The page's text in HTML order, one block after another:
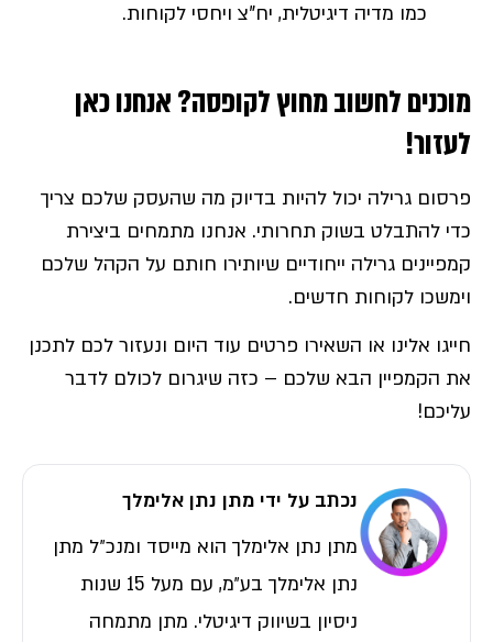
כמו מדיה דיגיטלית, יח"צ ויחסי לקוחות.
מוכנים לחשוב מחוץ לקופסה? אנחנו כאן
לעזור!
פרסום גרילה יכול להיות בדיוק מה שהעסק שלכם צריך
כדי להתבלט בשוק תחרותי. אנחנו מתמחים ביצירת
קמפיינים גרילה ייחודיים שיותירו חותם על הקהל שלכם
וימשכו לקוחות חדשים.
חייגו אלינו או השאירו פרטים עוד היום ונעזור לכם לתכנן
את הקמפיין הבא שלכם – כזה שיגרום לכולם לדבר
עליכם!
נכתב על ידי מתן נתן אלימלך
מתן נתן אלימלך הוא מייסד ומנכ״ל מתן
נתן אלימלך בע״מ, עם מעל 15 שנות
ניסיון בשיווק דיגיטלי. מתן מתמחה